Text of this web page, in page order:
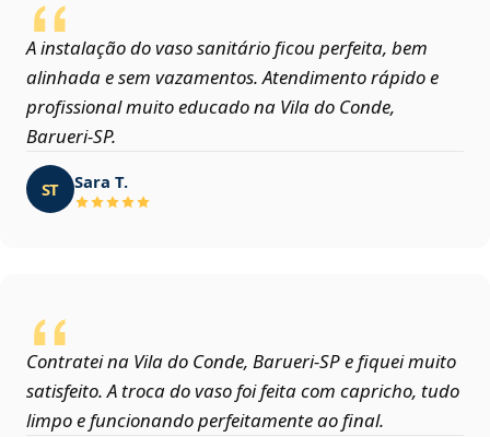
A instalação do vaso sanitário ficou perfeita, bem
alinhada e sem vazamentos. Atendimento rápido e
profissional muito educado na Vila do Conde,
Barueri‑SP.
ST Sara T.
Contratei na Vila do Conde, Barueri‑SP e fiquei muito
satisfeito. A troca do vaso foi feita com capricho, tudo
limpo e funcionando perfeitamente ao final.